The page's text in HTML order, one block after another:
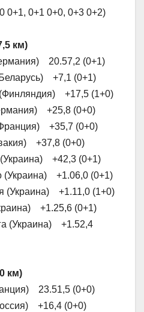
0+1, 0+1 0+0, 0+3 0+2)
км)
20.57,2 (0+1)
+7,1 (0+1)
+17,5 (1+0)
+25,8 (0+0)
+35,7 (0+0)
+37,8 (0+0)
+42,3 (0+1)
+1.06,0 (0+1)
(Украина) +1.11,0 (1+0)
+1.25,6 (0+1)
(Украина) +1.52,4
км)
23.51,5 (0+0)
+16,4 (0+0)